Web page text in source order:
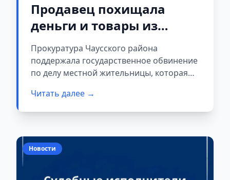
Продавец похищала
деньги и товары из
магазина ради ставок в
интернете
Прокуратура Чаусского района
поддержала государственное обвинение
по делу местной жительницы, которая
чтобы финансировать свои ставки.
Читать далее →
Новости